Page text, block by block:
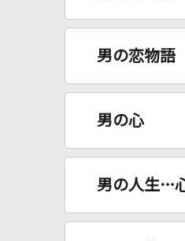
男の恋物語
男の心
男の人生…